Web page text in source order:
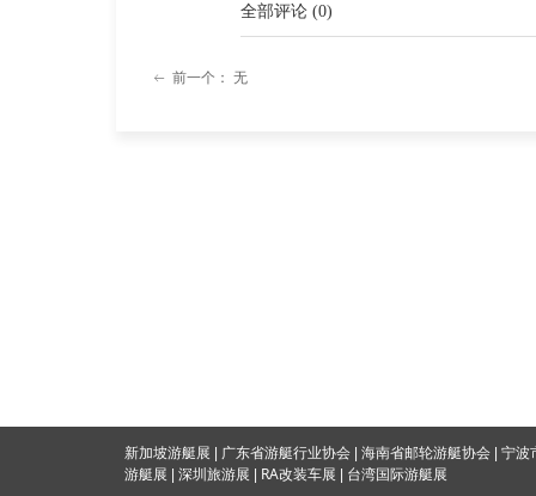
ꂃ 前一个： 无
全部评论 (0)
新加坡游艇展 广东省游艇行业协会 海南省邮轮游艇协会
宁波
游艇展
深圳旅游展 RA改装车展 台湾国际游艇展